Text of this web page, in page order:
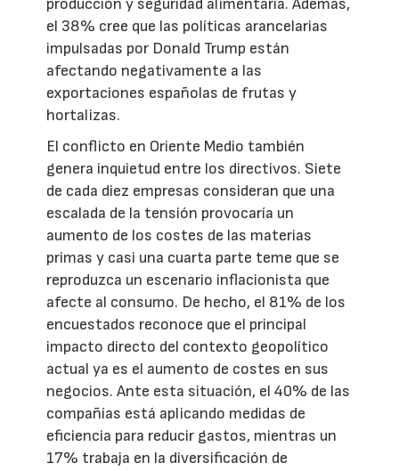
producción y seguridad alimentaria. Además,
el 38% cree que las políticas arancelarias
impulsadas por Donald Trump están
afectando negativamente a las
exportaciones españolas de frutas y
hortalizas.
El conflicto en Oriente Medio también
genera inquietud entre los directivos. Siete
de cada diez empresas consideran que una
escalada de la tensión provocaría un
aumento de los costes de las materias
primas y casi una cuarta parte teme que se
reproduzca un escenario inflacionista que
afecte al consumo. De hecho, el 81% de los
encuestados reconoce que el principal
impacto directo del contexto geopolítico
actual ya es el aumento de costes en sus
negocios. Ante esta situación, el 40% de las
compañías está aplicando medidas de
eficiencia para reducir gastos, mientras un
17% trabaja en la diversificación de